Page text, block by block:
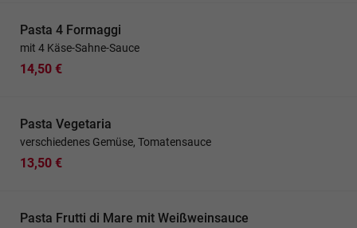
Pasta 4 Formaggi
mit 4 Käse-Sahne-Sauce
14,50 €
Pasta Vegetaria
verschiedenes Gemüse, Tomatensauce
13,50 €
Pasta Frutti di Mare mit Weißweinsauce